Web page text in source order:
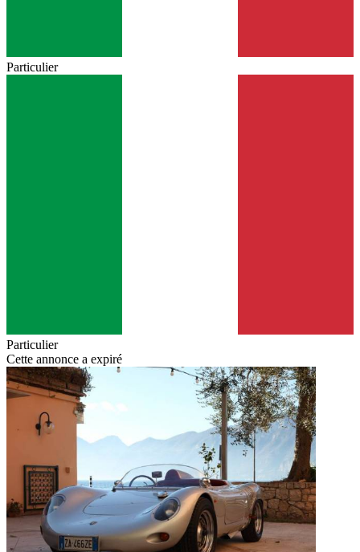
Particulier
Particulier
Cette annonce a expiré